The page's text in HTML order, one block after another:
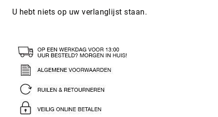
U hebt niets op uw verlanglijst staan.